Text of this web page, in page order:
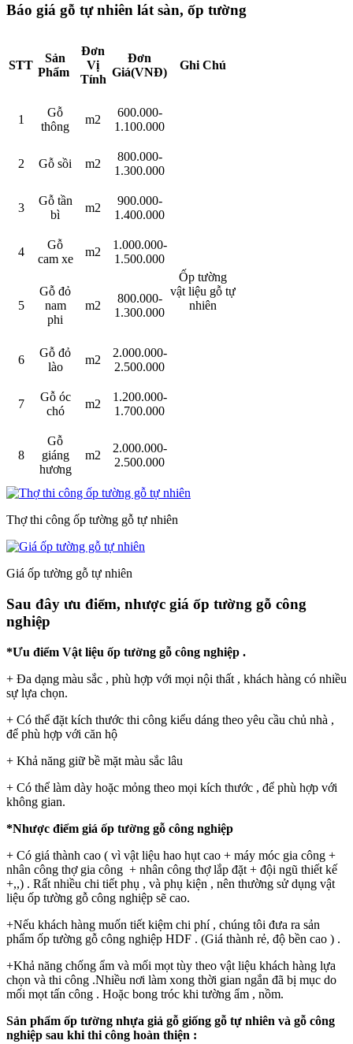
Báo giá gỗ tự nhiên lát sàn, ốp tường
STT
Sản
Phẩm
Đơn
Vị
Tính
Đơn
Giá(VNĐ)
Ghi Chú
1
Gỗ
thông
m2
600.000-
1.100.000
Ốp tường
vật liệu gỗ tự
nhiên
2 Gỗ sồi m2
800.000-
1.300.000
3
Gỗ tần
bì
m2
900.000-
1.400.000
4
Gỗ
cam xe
m2
1.000.000-
1.500.000
5
Gỗ đỏ
nam
phi
m2
800.000-
1.300.000
6
Gỗ đỏ
lào
m2
2.000.000-
2.500.000
7
Gỗ óc
chó
m2
1.200.000-
1.700.000
8
Gỗ
giáng
hương
m2
2.000.000-
2.500.000
Thợ thi công ốp tường gỗ tự nhiên
Giá ốp tường gỗ tự nhiên
Sau đây ưu điểm, nhược giá ốp tường gỗ công
nghiệp
*Ưu điểm Vật liệu ốp tường gỗ công nghiệp .
+ Đa dạng màu sắc , phù hợp với mọi nội thất , khách hàng có nhiều
sự lựa chọn.
+ Có thể đặt kích thước thi công kiểu dáng theo yêu cầu chủ nhà ,
để phù hợp với căn hộ
+ Khả năng giữ bề mặt màu sắc lâu
+ Có thể làm dày hoặc mỏng theo mọi kích thước , để phù hợp với
không gian.
*Nhược điểm giá ốp tường gỗ công nghiệp
+ Có giá thành cao ( vì vật liệu hao hụt cao + máy móc gia công +
nhân công thợ gia công + nhân công thợ lắp đặt + đội ngũ thiết kế
+,,) . Rất nhiều chi tiết phụ , và phụ kiện , nên thường sử dụng vật
liệu ốp tường gỗ công nghiệp sẽ cao.
+Nếu khách hàng muốn tiết kiệm chi phí , chúng tôi đưa ra sản
phẩm ốp tường gỗ công nghiệp HDF . (Giá thành rẻ, độ bền cao ) .
+Khả năng chống ẩm và mối mọt tùy theo vật liệu khách hàng lựa
chọn và thi công .Nhiều nơi làm xong thời gian ngắn đã bị mục do
mối mọt tấn công . Hoặc bong tróc khi tường ẩm , nồm.
Sản phẩm ốp tường nhựa giả gỗ giống gỗ tự nhiên và gỗ công
nghiệp sau khi thi công hoàn thiện :